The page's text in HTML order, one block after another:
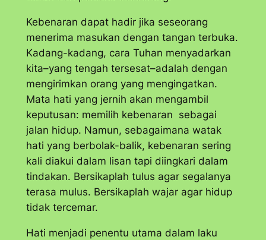
Kebenaran dapat hadir jika seseorang
menerima masukan dengan tangan terbuka.
Kadang-kadang, cara Tuhan menyadarkan
kita–yang tengah tersesat–adalah dengan
mengirimkan orang yang mengingatkan.
Mata hati yang jernih akan mengambil
keputusan: memilih kebenaran sebagai
jalan hidup. Namun, sebagaimana watak
hati yang berbolak-balik, kebenaran sering
kali diakui dalam lisan tapi diingkari dalam
tindakan. Bersikaplah tulus agar segalanya
terasa mulus. Bersikaplah wajar agar hidup
tidak tercemar.
Hati menjadi penentu utama dalam laku